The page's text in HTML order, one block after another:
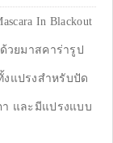
In Blackout
วยมาสคาร่ารูป
แปรงสำหรับปัด
และมีแปรงแบบ